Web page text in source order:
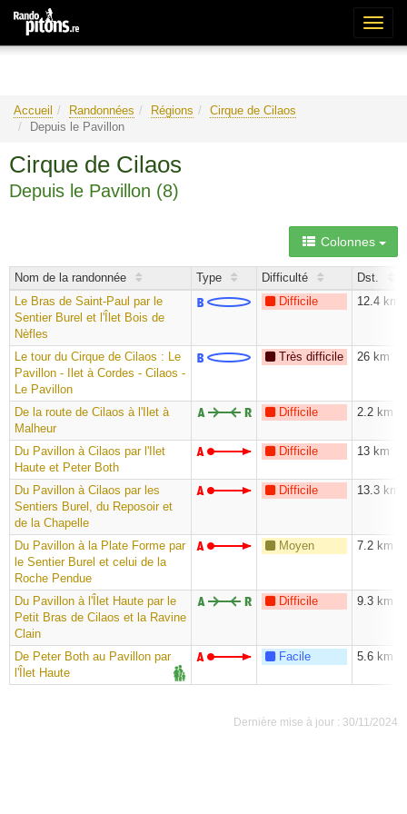
Accueil Randonnées Régions
Cirque de Cilaos
Depuis le Pavillon
Cirque de Cilaos
Depuis le Pavillon (8)
Colonnes
Nom de la randonnée Type Difficulté
Dst.
Le Bras de Saint-Paul par le
Sentier Burel et l'Îlet Bois de
Nèfles
Difficile 12.4 km
Le tour du Cirque de Cilaos : Le
Pavillon - Ilet à Cordes - Cilaos -
Le Pavillon
Très difficile 26 km
De la route de Cilaos à l'Ilet à
Malheur
Difficile 2.2 km
Du Pavillon à Cilaos par l'Ilet
Haute et Peter Both
Difficile 13 km
Du Pavillon à Cilaos par les
Sentiers Burel, du Reposoir et
de la Chapelle
Difficile 13.3 km
Du Pavillon à la Plate Forme par
le Sentier Burel et celui de la
Roche Pendue
Moyen 7.2 km
Du Pavillon à l'Îlet Haute par le
Petit Bras de Cilaos et la Ravine
Clain
Difficile 9.3 km
De Peter Both au Pavillon par
l'Îlet Haute
Facile 5.6 km
Dernière mise à jour : 30/11/2024